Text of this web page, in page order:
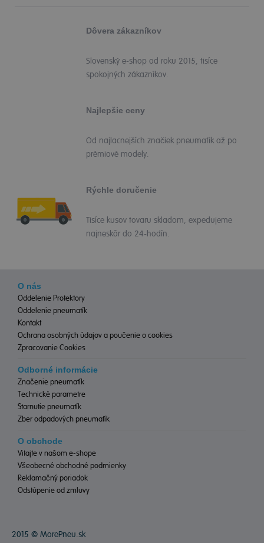
Dôvera zákazníkov
Slovenský e-shop od roku 2015, tisíce
spokojných zákazníkov.
Najlepšie ceny
Od najlacnejších značiek pneumatík až po
prémiové modely.
Rýchle doručenie
Tisíce kusov tovaru skladom, expedujeme
najneskôr do 24-hodín.
O nás
Oddelenie Protektory
Oddelenie pneumatík
Kontakt
Ochrana osobných údajov a poučenie o cookies
Zpracovanie Cookies
Odborné informácie
Značenie pneumatík
Technické parametre
Starnutie pneumatík
Zber odpadových pneumatík
O obchode
Vitajte v našom e-shope
Všeobecné obchodné podmienky
Reklamačný poriadok
Odstúpenie od zmluvy
2015 © MorePneu.sk